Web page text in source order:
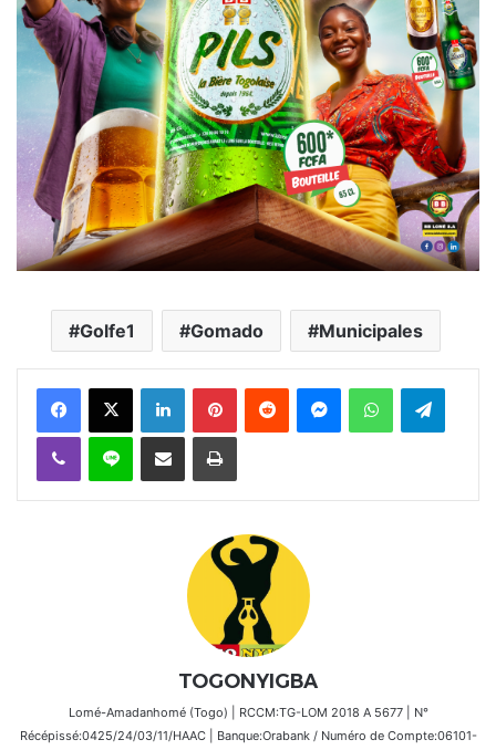
Golfe1 Gomado Municipales
FacebookX Linkedin PinterestReddit MessengerWhatsAppTelegram
Viber Ligne Partager par email Imprimer
TOGONYIGBA
Lomé-Amadanhomé (Togo) | RCCM:TG-LOM 2018 A 5677 | N°
Récépissé:0425/24/03/11/HAAC | Banque:Orabank / Numéro de Compte:06101-